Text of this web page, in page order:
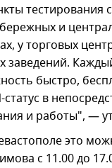
тестирования
и
у торговых
заведений.
быстро,
в
и работы", —
это
с 11.00 до